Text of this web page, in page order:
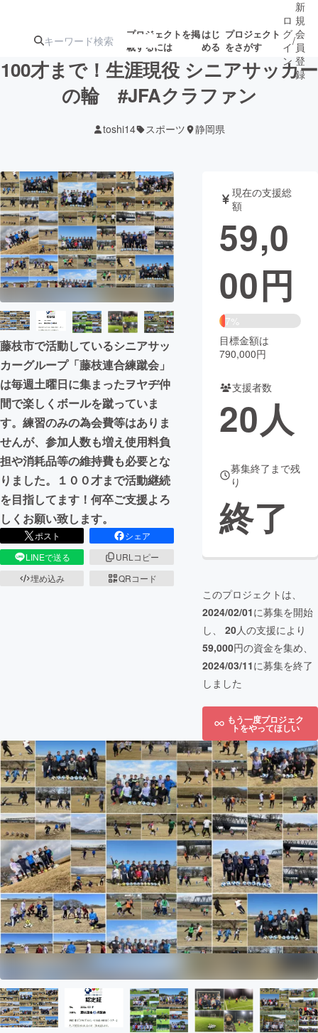
プロジェクトを掲
載するには
はじ
める
プロジェクト
をさがす
ジェクト
ロジェクト
アート・写真 音楽
テクノロジー・ガジェット ゲーム・
映像・映画 書籍・雑誌
ビジネス・起業 チャレンジ
まちづくり・地域活性化
CAMPFIRE for Social Good
CAMPFIRE Creation
CAMPFIREふるさと納税
コミュニティ
ロ
グ
イ
ン
/
新
規
会
員
登
録
100才まで！生涯現役 シニアサッカー
の輪 #JFAクラファン
toshi14 スポーツ 静岡県
藤枝市で活動しているシニアサッ
カーグループ「藤枝連合練蹴会」
は毎週土曜日に集まったヲヤヂ仲
間で楽しくボールを蹴っていま
す。練習のみの為会費等はありま
せんが、参加人数も増え使用料負
担や消耗品等の維持費も必要とな
りました。１００才まで活動継続
を目指してます！何卒ご支援よろ
しくお願い致します。
ポスト
シェア
LINEで送る
URLコピー
埋め込み
QRコード
現在の支援総
額
59,0
00円
7%
目標金額は
790,000円
支援者数
20人
募集終了まで残
り
終了
このプロジェクトは、
2024/02/01に募集を開始
し、 20人の支援により
59,000円の資金を集め、
2024/03/11に募集を終了
しました
もう一度プロジェク
トをやってほしい